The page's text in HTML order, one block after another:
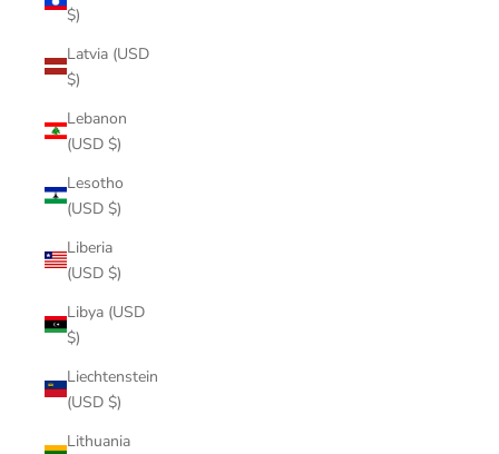
$)
Latvia (USD
$)
Lebanon
(USD $)
Lesotho
(USD $)
Liberia
(USD $)
Libya (USD
$)
Liechtenstein
(USD $)
Lithuania